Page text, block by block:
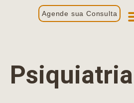
Agende sua Consulta
Psiquiatria